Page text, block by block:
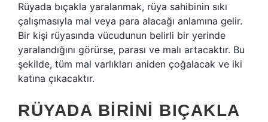
Rüyada bıçakla yaralanmak, rüya sahibinin sıkı
çalışmasıyla mal veya para alacağı anlamına gelir.
Bir kişi rüyasında vücudunun belirli bir yerinde
yaralandığını görürse, parası ve malı artacaktır. Bu
şekilde, tüm mal varlıkları aniden çoğalacak ve iki
katına çıkacaktır.
RÜYADA BIRINI BIÇAKLA